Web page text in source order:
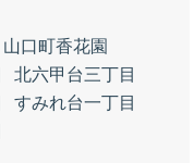
山口町香花園
北六甲台三丁目
すみれ台一丁目